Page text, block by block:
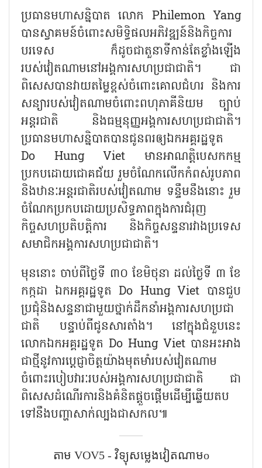
ប្រធានមហាសន្និបាត លោក Philemon Yang
បានស្វាគមន៍ចំពោះសមិទ្ធិផលអភិវឌ្ឍន៍និងកិច្ចការ
បរទេស ក៏ដូចជាតួនាទីកាន់តែខ្លាំងឡើង
របស់វៀតណាមនៅអង្គការសហប្រជាជាតិ។ ជា
ពិសេសបានវាយតម្លៃខ្ពស់ចំពោះគោលជំហរ និងការ
សន្យារបស់វៀតណាមចំពោះពហុភាគីនិយម ច្បាប់
អន្តរជាតិ និងធម្មនុញ្ញអង្គការសហប្រជាជាតិ។
ប្រធានមហាសន្និបាតបានជូនពរឲ្យឯកអគ្គរដ្ឋទូត
Do Hung Viet មានអាណត្តិបេសកកម្ម
ប្រកបដោយជោគជ័យ រួមចំណែកលើកកំពស់រូបភាព
និងឋានៈអន្តរជាតិរបស់វៀតណាម ទន្ទឹមនឹងនោះ រួម
ចំណែកប្រកបដោយប្រសិទ្ធភាពក្នុងការជំរុញ
កិច្ចសហប្រតិបត្តិការ និងកិច្ចសន្ទនារវាងប្រទេស
សមាជិកអង្គការសហប្រជាជាតិ។
មុននោះ ចាប់ពីថ្ងៃទី ៣០ ខែមិថុនា ដល់ថ្ងៃទី ៣ ខែ
កក្កដា ឯកអគ្គរដ្ឋទូត Do Hung Viet បានជួប
ប្រជុំនិងសន្ទនាជាមួយថ្នាក់ដឹកនាំអង្គការសហប្រជា
ជាតិ បន្ទាប់ពីជូនសារតាំង។ នៅក្នុងជំនួបនេះ
លោកឯកអគ្គរដ្ឋទូត Do Hung Viet បានអះអាង
ជាថ្មីនូវការប្តេជ្ញាចិត្តយ៉ាងមុតមាំរបស់វៀតណាម
ចំពោះរបៀបវារៈរបស់អង្គការសហប្រជាជាតិ ជា
ពិសេសដំណើរការនិងគំនិតផ្តួចផ្តើមដើម្បីឆ្លើយតប
ទៅនឹងបញ្ហាសាក់ល្បងជាសកល៕
តាម​ VOV5 - វិទ្យុសម្លេងវៀតណាមo